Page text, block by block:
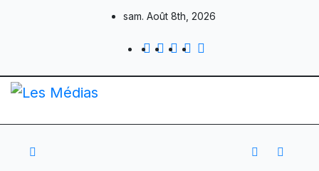
sam. Août 8th, 2026